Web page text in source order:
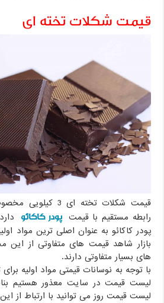
قیمت شکلات تخته ای
قیمت شکلات تخته ای
رابطه مستقیم با قیمت پودر کاکائو
پودر کاکائو به عنوان اصلی ترین مواد
بازار شاهد قیمت های متفاوتی از
های بسیار متفاوتی دارند.
با توجه به نوسانات قیمتی مواد اولیه
لیست قیمت در سایت معذور هستیم
لیست قیمت روز می توانید با ارتباط از